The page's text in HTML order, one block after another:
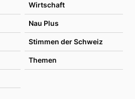
Wirtschaft
Nau Plus
Stimmen der Schweiz
Themen